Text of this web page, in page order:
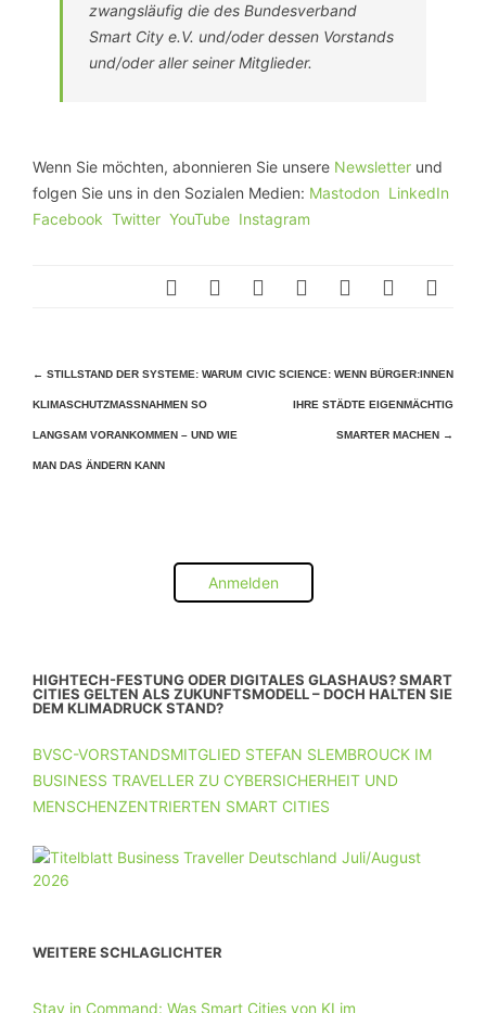
zwangsläufig die des Bundesverband
Smart City e.V. und/oder dessen Vorstands
und/oder aller seiner Mitglieder.
Wenn Sie möchten, abonnieren Sie unsere Newsletter und
folgen Sie uns in den Sozialen Medien: Mastodon LinkedIn
Facebook Twitter YouTube Instagram
Beitragsnavigation
← STILLSTAND DER SYSTEME: WARUM
KLIMASCHUTZMASSNAHMEN SO L
ANGSAM VORANKOMMEN – UND WIE M
AN DAS ÄNDERN KANN
CIVIC SCIENCE: WENN BÜRGER:INNEN
IHRE STÄDTE EIGENMÄCHTIG
SMARTER MACHEN →
Anmelden
HIGHTECH-FESTUNG ODER DIGITALES GLASHAUS? SMART
CITIES GELTEN ALS ZUKUNFTSMODELL – DOCH HALTEN SIE
DEM KLIMADRUCK STAND?
BVSC-VORSTANDSMITGLIED STEFAN SLEMBROUCK IM
BUSINESS TRAVELLER ZU CYBERSICHERHEIT UND
MENSCHENZENTRIERTEN SMART CITIES
WEITERE SCHLAGLICHTER
Stay in Command: Was Smart Cities von KI im